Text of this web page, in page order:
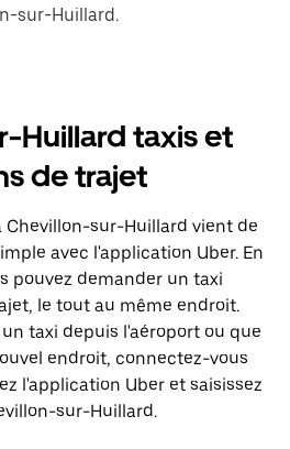
sur-Huillard.
Huillard taxis et
de trajet
Chevillon-sur-Huillard vient de
avec l'application Uber. En
pouvez demander un taxi
le tout au même endroit.
taxi depuis l'aéroport ou que
endroit, connectez-vous
l'application Uber et saisissez
sur-Huillard.